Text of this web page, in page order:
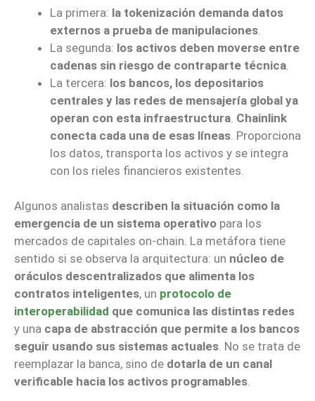
La primera: la tokenización demanda datos
externos a prueba de manipulaciones
La segunda: los activos deben moverse entre
cadenas sin riesgo de contraparte técnica
La tercera: los bancos, los depositarios
centrales y las redes de mensajería global ya
operan con esta infraestructura Chainlink
conecta cada una de esas líneas . Proporciona
los datos, transporta los activos y se integra
con los rieles financieros existentes.
Algunos analistas describen la situación como la
emergencia de un sistema operativo para los
mercados de capitales on-chain. La metáfora tiene
sentido si se observa la arquitectura: un núcleo de
oráculos descentralizados que alimenta los
contratos inteligentes, un protocolo de
interoperabilidad que comunica las distintas redes
y una capa de abstracción que permite a los bancos
seguir usando sus sistemas actuales. No se trata de
reemplazar la banca, sino de dotarla de un canal
verificable hacia los activos programables.